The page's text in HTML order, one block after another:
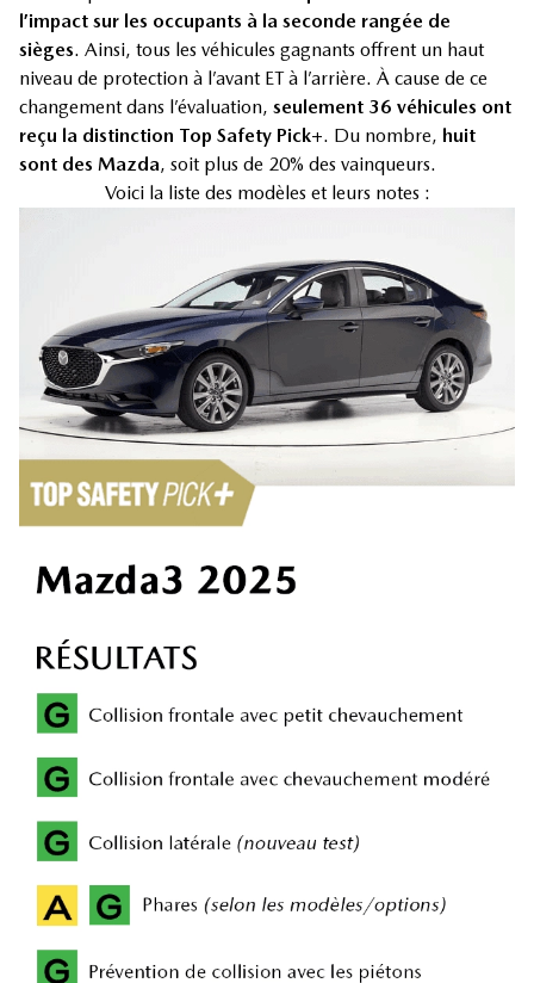
l’impact sur les occupants à la seconde rangée de
sièges. Ainsi, tous les véhicules gagnants offrent un haut
niveau de protection à l’avant ET à l’arrière. À cause de ce
changement dans l’évaluation, seulement 36 véhicules ont
reçu la distinction Top Safety Pick+. Du nombre, huit
sont des Mazda, soit plus de 20% des vainqueurs.
Voici la liste des modèles et leurs notes :